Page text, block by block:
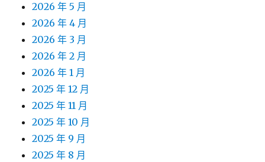
2026 年 5 月
2026 年 4 月
2026 年 3 月
2026 年 2 月
2026 年 1 月
2025 年 12 月
2025 年 11 月
2025 年 10 月
2025 年 9 月
2025 年 8 月